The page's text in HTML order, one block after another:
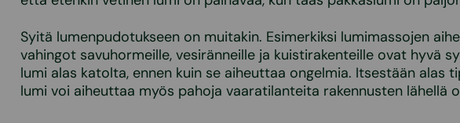
Syitä lumenpudotukseen on muitakin. Esimerkiksi lumimassojen
vahingot savuhormeille, vesiränneille ja kuistirakenteille ovat hyvä
lumi alas katolta, ennen kuin se aiheuttaa ongelmia. Itsestään alas
lumi voi aiheuttaa myös pahoja vaaratilanteita rakennusten lähellä